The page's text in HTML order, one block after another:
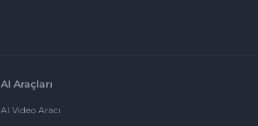
AI Araçları
AI Video Aracı